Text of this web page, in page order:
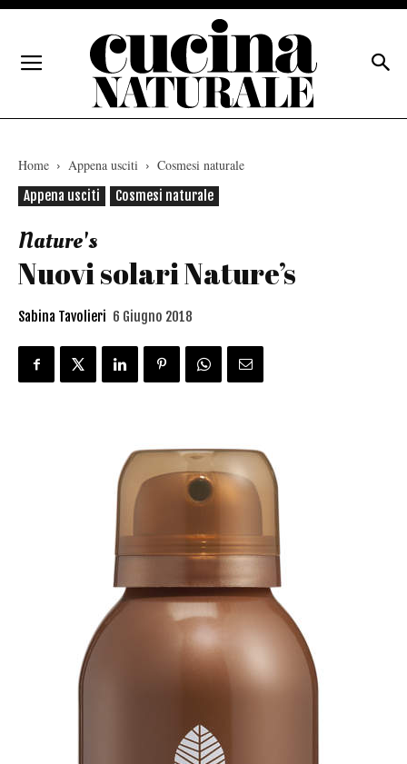
Home Appena usciti
Cosmesi naturale
Appena usciti
Cosmesi naturale
Nature's
Nuovi solari Nature’s
Sabina Tavolieri 6 Giugno 2018